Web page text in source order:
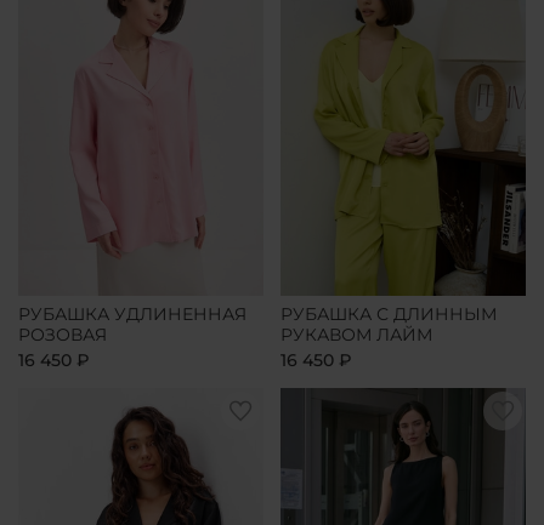
РУБАШКА УДЛИНЕННАЯ
РОЗОВАЯ
16 450 ₽
РУБАШКА С ДЛИННЫМ
РУКАВОМ ЛАЙМ
16 450 ₽